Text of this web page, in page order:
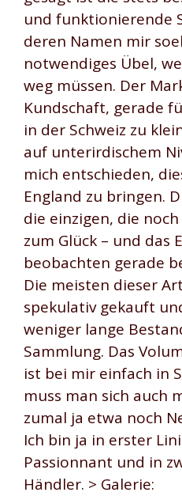
und funktionierende
deren Namen mir
notwendiges Übel,
weg müssen. Der
Kundschaft, gerade
in der Schweiz zu
auf unterirdischem
mich entschieden,
England zu bringen.
die einzigen, die
zum Glück – und das
beobachten gerade
Die meisten dieser
spekulativ gekauft
weniger lange
Sammlung. Das
ist bei mir einfach in
muss man sich auch
zumal ja etwa noch
Ich bin ja in erster
Passionnant und in
Händler. > Galerie: